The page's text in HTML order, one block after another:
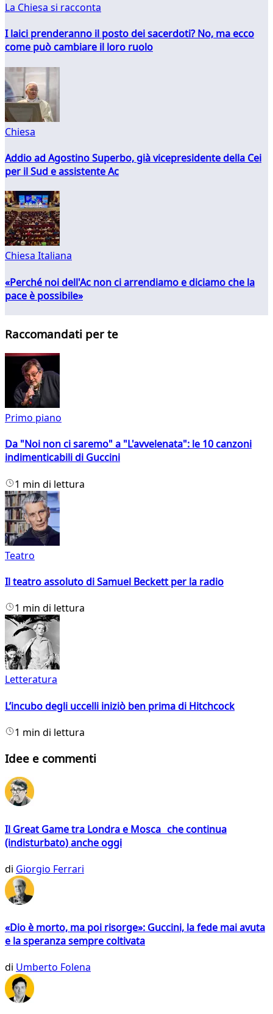
La Chiesa si racconta
I laici prenderanno il posto dei sacerdoti? No, ma ecco
come può cambiare il loro ruolo
Chiesa
Addio ad Agostino Superbo, già vicepresidente della Cei
per il Sud e assistente Ac
Chiesa Italiana
«Perché noi dell'Ac non ci arrendiamo e diciamo che la
pace è possibile»
Raccomandati per te
Primo piano
Da "Noi non ci saremo" a "L'avvelenata": le 10 canzoni
indimenticabili di Guccini
1 min di lettura
Teatro
Il teatro assoluto di Samuel Beckett per la radio
1 min di lettura
Letteratura
L’incubo degli uccelli iniziò ben prima di Hitchcock
1 min di lettura
Idee e commenti
Il Great Game tra Londra e Mosca che continua
(indisturbato) anche oggi
di Giorgio Ferrari
«Dio è morto, ma poi risorge»: Guccini, la fede mai avuta
e la speranza sempre coltivata
di Umberto Folena